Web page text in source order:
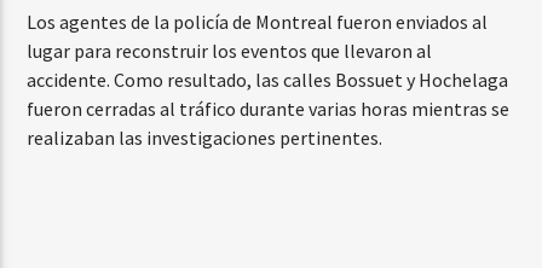
Los agentes de la policía de Montreal fueron enviados al
lugar para reconstruir los eventos que llevaron al
accidente. Como resultado, las calles Bossuet y Hochelaga
fueron cerradas al tráfico durante varias horas mientras se
realizaban las investigaciones pertinentes.